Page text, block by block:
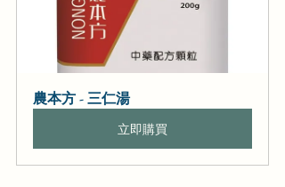
農本方 - 三仁湯
立即購買